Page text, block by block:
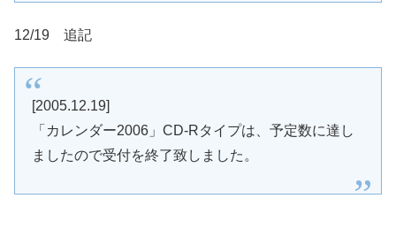
12/19 追記
[2005.12.19]
「カレンダー2006」CD-Rタイプは、予定数に達し
ましたので受付を終了致しました。